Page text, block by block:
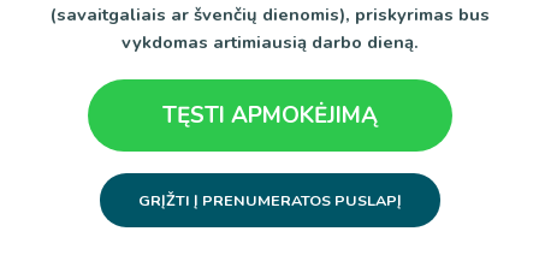
(savaitgaliais ar švenčių dienomis), priskyrimas bus
vykdomas artimiausią darbo dieną.
TĘSTI APMOKĖJIMĄ
GRĮŽTI Į PRENUMERATOS PUSLAPĮ